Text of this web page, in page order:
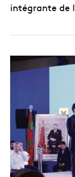
intégrante de